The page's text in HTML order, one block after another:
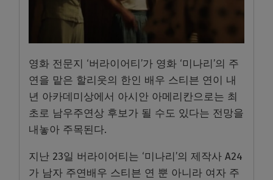
영화 전문지 ‘버라이어티’가 영화 ‘미나리’의 주
연을 맡은 할리웃의 한인 배우 스티븐 연이 내
년 아카데미상에서 아시안 아메리칸으로는 최
초로 남우주연상 후보가 될 수도 있다는 전망을
내놓아 주목된다.
지난 23일 버라이어티는 ‘미나리’의 제작사 A24
가 남자 주연배우 스티븐 연 뿐 아니라 여자 주